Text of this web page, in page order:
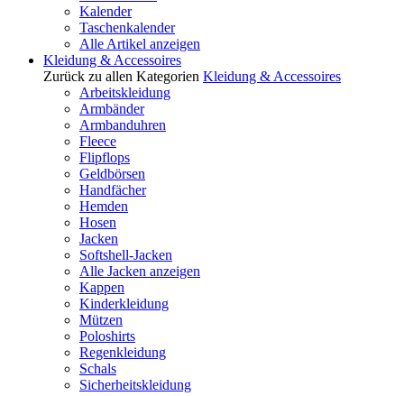
Kalender
Taschenkalender
Alle Artikel anzeigen
Kleidung & Accessoires
Zurück zu allen Kategorien Kleidung & Accessoires
Arbeitskleidung
Armbänder
Armbanduhren
Fleece
Flipflops
Geldbörsen
Handfächer
Hemden
Hosen
Jacken
Softshell-Jacken
Alle Jacken anzeigen
Kappen
Kinderkleidung
Mützen
Poloshirts
Regenkleidung
Schals
Sicherheitskleidung